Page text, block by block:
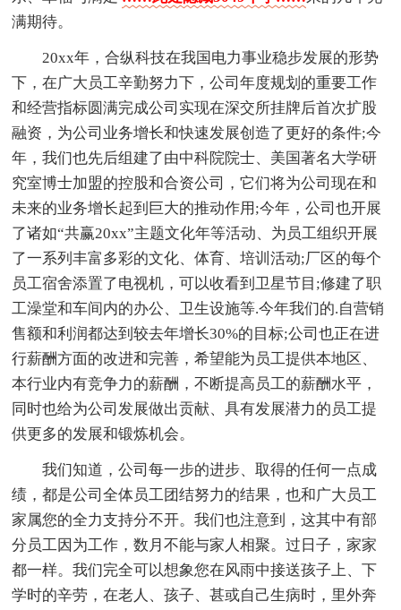
满期待。
20xx年，合纵科技在我国电力事业稳步发展的形势
下，在广大员工辛勤努力下，公司年度规划的重要工作
和经营指标圆满完成公司实现在深交所挂牌后首次扩股
融资，为公司业务增长和快速发展创造了更好的条件;今
年，我们也先后组建了由中科院院士、美国著名大学研
究室博士加盟的控股和合资公司，它们将为公司现在和
未来的业务增长起到巨大的推动作用;今年，公司也开展
了诸如“共赢20xx”主题文化年等活动、为员工组织开展
了一系列丰富多彩的文化、体育、培训活动;厂区的每个
员工宿舍添置了电视机，可以收看到卫星节目;修建了职
工澡堂和车间内的办公、卫生设施等.今年我们的.自营销
售额和利润都达到较去年增长30%的目标;公司也正在进
行薪酬方面的改进和完善，希望能为员工提供本地区、
本行业内有竞争力的薪酬，不断提高员工的薪酬水平，
同时也给为公司发展做出贡献、具有发展潜力的员工提
供更多的发展和锻炼机会。
我们知道，公司每一步的进步、取得的任何一点成
绩，都是公司全体员工团结努力的结果，也和广大员工
家属您的全力支持分不开。我们也注意到，这其中有部
分员工因为工作，数月不能与家人相聚。过日子，家家
都一样。我们完全可以想象您在风雨中接送孩子上、下
学时的辛劳，在老人、孩子、甚或自己生病时，里外奔